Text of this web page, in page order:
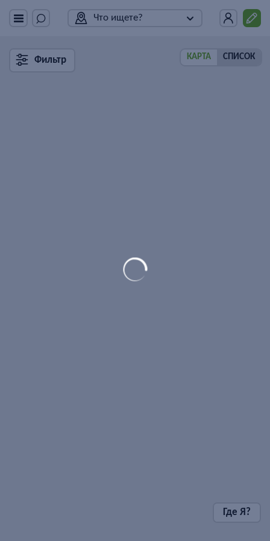
Что ищете?
Где Я?
Фильтр КАРТА СПИСОК